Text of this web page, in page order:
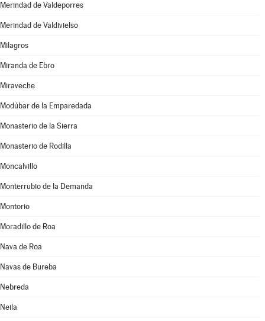
Merindad de Valdeporres
Merindad de Valdivielso
Milagros
Miranda de Ebro
Miraveche
Modúbar de la Emparedada
Monasterio de la Sierra
Monasterio de Rodilla
Moncalvillo
Monterrubio de la Demanda
Montorio
Moradillo de Roa
Nava de Roa
Navas de Bureba
Nebreda
Neila